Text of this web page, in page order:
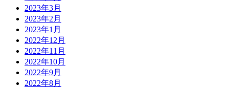
2023年3月
2023年2月
2023年1月
2022年12月
2022年11月
2022年10月
2022年9月
2022年8月